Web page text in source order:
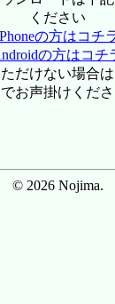
ください
の方はコチ
の方はコチ
だけない場合
お声掛けくださ
© 2026 Nojima.